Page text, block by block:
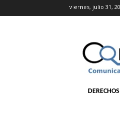
viernes, julio 31,